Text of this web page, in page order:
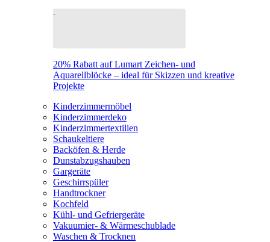
20% Rabatt auf Lumart Zeichen- und
Aquarellblöcke – ideal für Skizzen und kreative
Projekte
Kinderzimmermöbel
Kinderzimmerdeko
Kinderzimmertextilien
Schaukeltiere
Backöfen & Herde
Dunstabzugshauben
Gargeräte
Geschirrspüler
Handtrockner
Kochfeld
Kühl- und Gefriergeräte
Vakuumier- & Wärmeschublade
Waschen & Trocknen